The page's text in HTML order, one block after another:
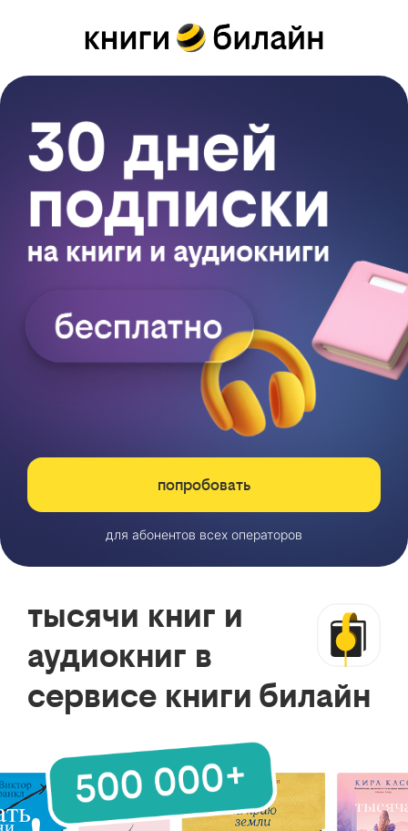
попробовать
для абонентов всех операторов
тысячи книг и
аудиокниг в
сервисе книги билайн